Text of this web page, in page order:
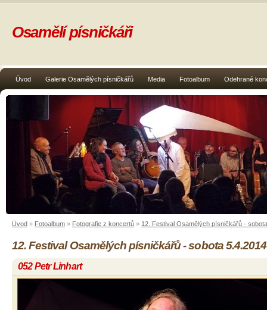
Úvod Galerie Osamělých písničkářů Media Fotoalbum Odehrané
Osamělí písničkáři
Úvod » Fotoalbum » Fotografie z koncertů » 12. Festival Osamělých písničkářů -
12. Festival Osamělých písničkářů - sobota 5.4.2014
052 Petr Linhart